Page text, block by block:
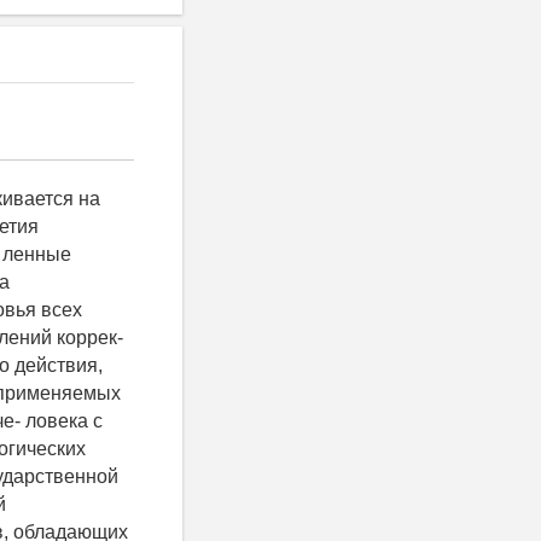
содержание витаминов и минеральных веществ в обогащенных продуктах должно быть достаточным для удовлетворения за счет данного продукта 30-50 % средней суточной потребности в этих микронутриентах. Это связано с тем, что реальный дефицит витаминов и ряда ми- неральных веществ в рационе современного чело- века находится в пределах 30-50 % от рекомендуе- мого уровня их потребления. Принцип шестой. Количество витаминов и ми- неральных веществ, дополнительно вносимых в обогащаемые продукты, должно быть рассчитано с учетом их возможного естественного содержания в исходном продукте или сырье, а также потерь в процессе производства и хранения, с тем, чтобы обеспечить содержание этих микронутриентов на уровне не ниже регламентируемого в течение всего срока годности обогащенного продукта. Ценность и актуальность данных принципов несомненны. Однако их концептуальные ориента- ции все же недостаточны для решения ряда проблем обогащения продуктов. По этим причинам сохраняется актуальность дальнейшего углубления методологических оснований в сфере технологий обогащения. В качестве перспективного направле- ния таких поисков может быть использована мето- дология системно-диалектического подхода в его